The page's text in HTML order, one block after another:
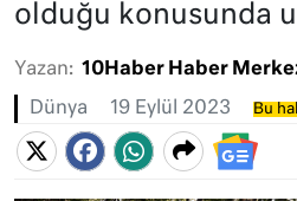
olduğu konusunda
Yazan: 10Haber Haber
Dünya 19 Eylül 2023 Bu